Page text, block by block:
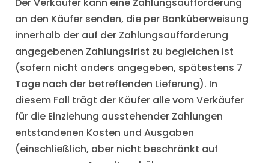
an den Käufer senden, die per Banküberweisung
innerhalb der auf der Zahlungsaufforderung
angegebenen Zahlungsfrist zu begleichen ist
(sofern nicht anders angegeben, spätestens 7
Tage nach der betreffenden Lieferung). In
diesem Fall trägt der Käufer alle vom Verkäufer
für die Einziehung ausstehender Zahlungen
entstandenen Kosten und Ausgaben
(einschließlich, aber nicht beschränkt auf